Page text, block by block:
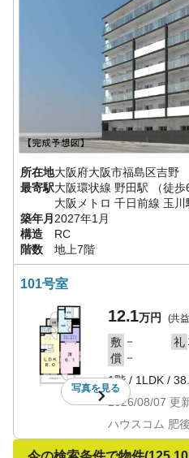
所在地大阪府大阪市福島区吉野
最寄駅大阪環状線 野田駅
（徒歩
大阪メトロ 千日前線 玉川
築年月 2027年1月
構造
RC
階数
地上7階
101号室
写真を見る
12.1万円 (共
敷 － 礼
償 －
1階/ 1LDK /
2026/08/07 更
ハウスコム 肥